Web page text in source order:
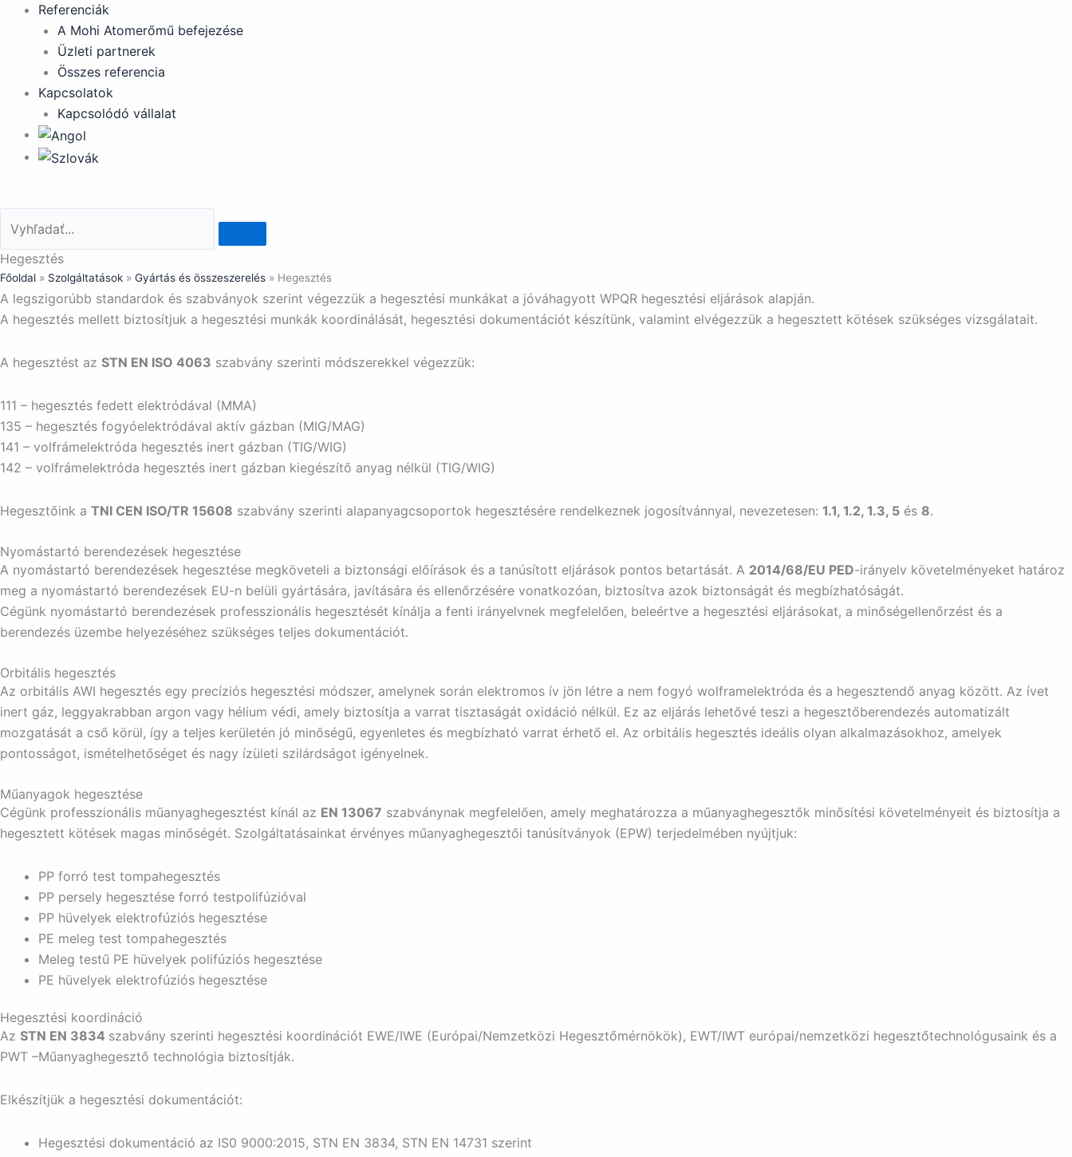
Referenciák
A Mohi Atomerőmű befejezése
Üzleti partnerek
Összes referencia
Kapcsolatok
Kapcsolódó vállalat
Hegesztés
Főoldal » Szolgáltatások » Gyártás és összeszerelés » Hegesztés
A legszigorúbb standardok és szabványok szerint végezzük a hegesztési munkákat a jóváhagyott WPQR hegesztési eljárások alapján.
A hegesztés mellett biztosítjuk a hegesztési munkák koordinálását, hegesztési dokumentációt készítünk, valamint elvégezzük a hegesztett kötések szükséges vizsgálatait.
A hegesztést az STN EN ISO 4063 szabvány szerinti módszerekkel végezzük:
111 – hegesztés fedett elektródával (MMA)
135 – hegesztés fogyóelektródával aktív gázban (MIG/MAG)
141 – volfrámelektróda hegesztés inert gázban (TIG/WIG)
142 – volfrámelektróda hegesztés inert gázban kiegészítő anyag nélkül (TIG/WIG)
Hegesztőink a TNI CEN ISO/TR 15608 szabvány szerinti alapanyagcsoportok hegesztésére rendelkeznek jogosítvánnyal, nevezetesen: 1.1, 1.2, 1.3, 5 és 8.
Nyomástartó berendezések hegesztése
A nyomástartó berendezések hegesztése megköveteli a biztonsági előírások és a tanúsított eljárások pontos betartását. A 2014/68/EU PED-irányelv követelményeket határoz
meg a nyomástartó berendezések EU-n belüli gyártására, javítására és ellenőrzésére vonatkozóan, biztosítva azok biztonságát és megbízhatóságát.
Cégünk nyomástartó berendezések professzionális hegesztését kínálja a fenti irányelvnek megfelelően, beleértve a hegesztési eljárásokat, a minőségellenőrzést és a
berendezés üzembe helyezéséhez szükséges teljes dokumentációt.
Orbitális hegesztés
Az orbitális AWI hegesztés egy precíziós hegesztési módszer, amelynek során elektromos ív jön létre a nem fogyó wolframelektróda és a hegesztendő anyag között. Az ívet
inert gáz, leggyakrabban argon vagy hélium védi, amely biztosítja a varrat tisztaságát oxidáció nélkül. Ez az eljárás lehetővé teszi a hegesztőberendezés automatizált
mozgatását a cső körül, így a teljes kerületén jó minőségű, egyenletes és megbízható varrat érhető el. Az orbitális hegesztés ideális olyan alkalmazásokhoz, amelyek
pontosságot, ismételhetőséget és nagy ízületi szilárdságot igényelnek.
Műanyagok hegesztése
Cégünk professzionális műanyaghegesztést kínál az EN 13067 szabványnak megfelelően, amely meghatározza a műanyaghegesztők minősítési követelményeit és biztosítja a
hegesztett kötések magas minőségét. Szolgáltatásainkat érvényes műanyaghegesztői tanúsítványok (EPW) terjedelmében nyújtjuk:
PP forró test tompahegesztés
PP persely hegesztése forró testpolifúzióval
PP hüvelyek elektrofúziós hegesztése
PE meleg test tompahegesztés
Meleg testű PE hüvelyek polifúziós hegesztése
PE hüvelyek elektrofúziós hegesztése
Hegesztési koordináció
Az STN EN 3834 szabvány szerinti hegesztési koordinációt EWE/IWE (Európai/Nemzetközi Hegesztőmérnökök), EWT/IWT európai/nemzetközi hegesztőtechnológusaink és a
PWT –Műanyaghegesztő technológia biztosítják.
Elkészítjük a hegesztési dokumentációt:
Hegesztési dokumentáció az IS0 9000:2015, STN EN 3834, STN EN 14731 szerint